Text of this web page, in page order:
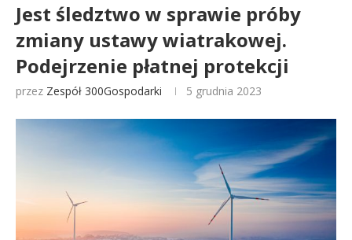
Jest śledztwo w sprawie próby
zmiany ustawy wiatrakowej.
Podejrzenie płatnej protekcji
przez Zespół 300Gospodarki 5 grudnia 2023